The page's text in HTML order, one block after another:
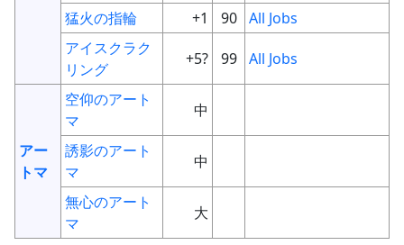
猛火の指輪 +1 90
All Jobs
アイスクラク
リング
+5? 99 All Jobs
アー
トマ
空仰のアート
マ
中
誘影のアート
マ
中
無心のアート
マ
大